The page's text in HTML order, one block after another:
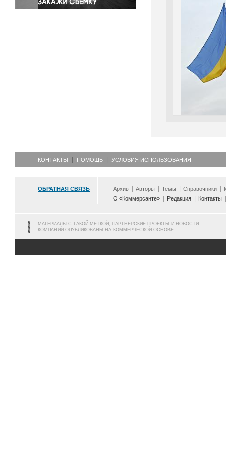
КОНТАКТЫ ПОМОЩЬ УСЛОВИЯ ИСПОЛЬЗОВАНИЯ
ОБРАТНАЯ СВЯЗЬ Архив Авторы Темы Справочники
О «Коммерсанте»
Редакция Контакты
МАТЕРИАЛЫ С ТАКОЙ МЕТКОЙ, ПАРТНЕРСКИЕ ПРОЕКТЫ И НОВОСТИ
КОМПАНИЙ ОПУБЛИКОВАНЫ НА КОММЕРЧЕСКОЙ ОСНОВЕ